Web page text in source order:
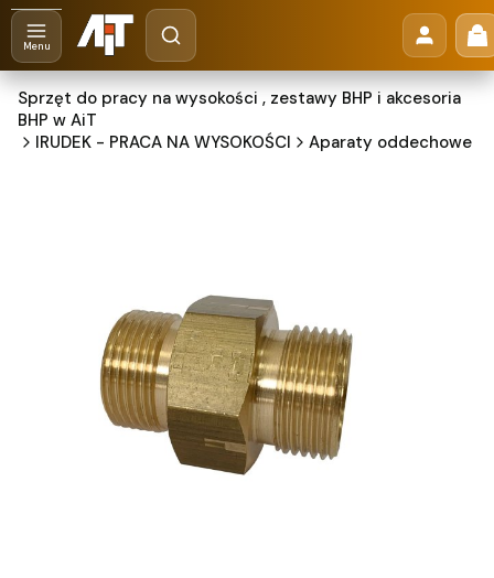
Otwórz wyszukiwarkę
Szukaj
Sprzęt do pracy na wysokości , zestawy BHP i akcesoria
BHP w AiT
IRUDEK - PRACA NA WYSOKOŚCI
Aparaty oddechowe
Menu